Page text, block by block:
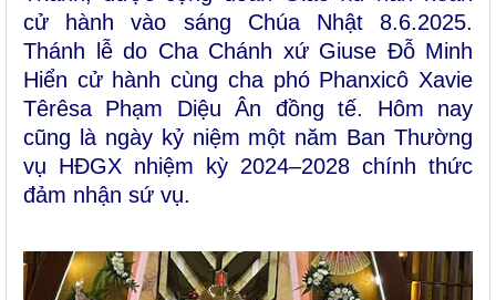
cử hành vào sáng Chúa Nhật 8.6.2025.
Thánh lễ do Cha Chánh xứ Giuse Đỗ Minh
Hiển cử hành cùng cha phó Phanxicô Xavie
Têrêsa Phạm Diệu Ân đồng tế. Hôm nay
cũng là ngày kỷ niệm một năm Ban Thường
vụ HĐGX nhiệm kỳ 2024–2028 chính thức
đảm nhận sứ vụ.